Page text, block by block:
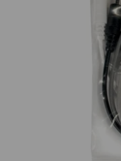
medios 0 en modal